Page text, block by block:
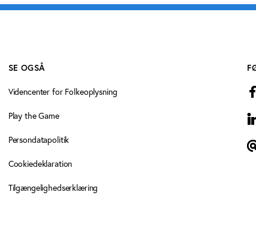
SE OGSÅ
Videncenter for Folkeoplysning
Play the Game
Persondatapolitik
Cookiedeklaration
Tilgængelighedserklæring